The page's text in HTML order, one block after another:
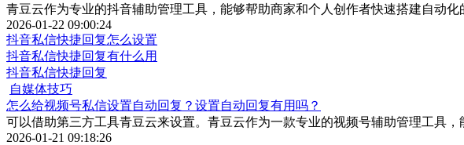
青豆云作为专业的抖音辅助管理工具，能够帮助商家和个人创作者快速搭建自动化
2026-01-22 09:00:24
抖音私信快捷回复怎么设置
抖音私信快捷回复有什么用
抖音私信快捷回复
自媒体技巧
怎么给视频号私信设置自动回复？设置自动回复有用吗？
可以借助第三方工具青豆云来设置。青豆云作为一款专业的视频号辅助管理工具
2026-01-21 09:18:26